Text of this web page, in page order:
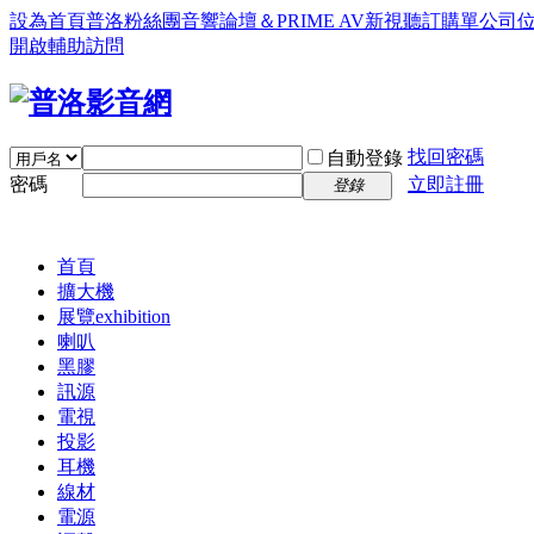
設為首頁普洛粉絲團音響論壇＆PRIME AV新視聽訂購單公司
開啟輔助訪問
自動登錄 找回密碼
密碼
登錄 立即註冊
首頁
擴大機
展覽exhibition
喇叭
黑膠
訊源
電視
投影
耳機
線材
電源